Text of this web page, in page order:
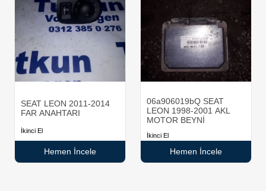
SEAT LEON 2011-2014
FAR ANAHTARI
İkinci El
Hemen İncele
06a906019bQ SEAT
LEON 1998-2001 AKL
MOTOR BEYNİ
İkinci El
Hemen İncele